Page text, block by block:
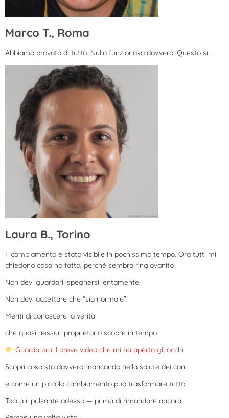
Marco T., Roma
Abbiamo provato di tutto. Nulla funzionava davvero. Questo sì.
Laura B., Torino
Il cambiamento è stato visibile in pochissimo tempo. Ora tutti mi
chiedono cosa ho fatto, perché sembra ringiovanito
Non devi guardarli spegnersi lentamente.
Non devi accettare che “sia normale”.
Meriti di conoscere la verità
che quasi nessun proprietario scopre in tempo.
Guarda ora il breve video che mi ha aperto gli occhi
Scopri cosa sta davvero mancando nella salute dei cani
e come un piccolo cambiamento può trasformare tutto.
Tocca il pulsante adesso — prima di rimandare ancora.